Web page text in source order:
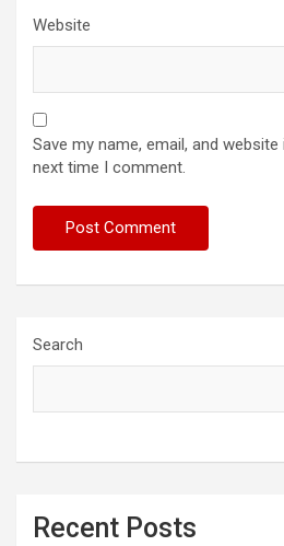
Website
Save my name, email, and
next time I comment.
Search
Recent Posts